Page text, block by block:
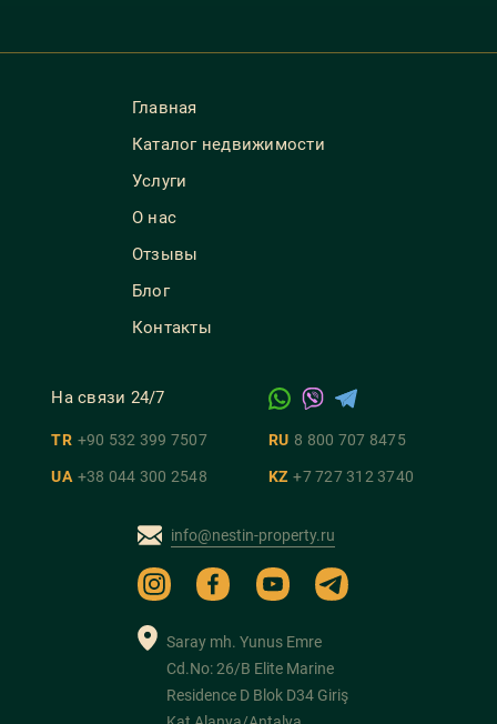
Главная
Каталог недвижимости
Услуги
О нас
Отзывы
Блог
Контакты
На связи 24/7
TR +90 532 399 7507 RU 8 800 707 8475
UA +38 044 300 2548 KZ +7 727 312 3740
info@nestin-property.ru
Saray mh. Yunus Emre
Cd.No: 26/B Elite Marine
Residence D Blok D34 Giriş